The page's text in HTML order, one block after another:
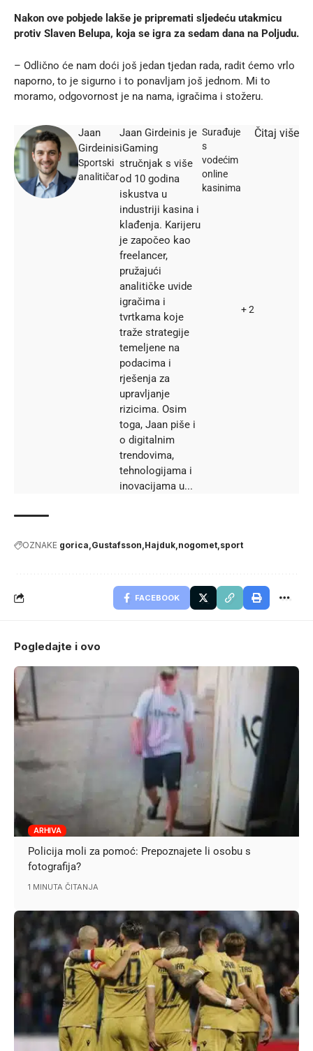
Nakon ove pobjede lakše je pripremati sljedeću utakmicu
protiv Slaven Belupa, koja se igra za sedam dana na Poljudu.
– Odlično će nam doći još jedan tjedan rada, radit ćemo vrlo
naporno, to je sigurno i to ponavljam još jednom. Mi to
moramo, odgovornost je na nama, igračima i stožeru.
Jaan
Girdeinis
Sportski
analitičar
Jaan Girdeinis je
iGaming
stručnjak s više
od 10 godina
iskustva u
industriji kasina i
klađenja. Karijeru
je započeo kao
freelancer,
pružajući
analitičke uvide
igračima i
tvrtkama koje
traže strategije
temeljene na
podacima i
rješenja za
upravljanje
rizicima. Osim
toga, Jaan piše i
o digitalnim
trendovima,
tehnologijama i
inovacijama u...
Surađuje
s
vodećim
online
kasinima
+ 2
Čitaj više
OZNAKE gorica Gustafsson Hajduk nogomet sport
FACEBOOK
Pogledajte i ovo
ARHIVA
Policija moli za pomoć: Prepoznajete li osobu s
fotografija?
1 MINUTA ČITANJA